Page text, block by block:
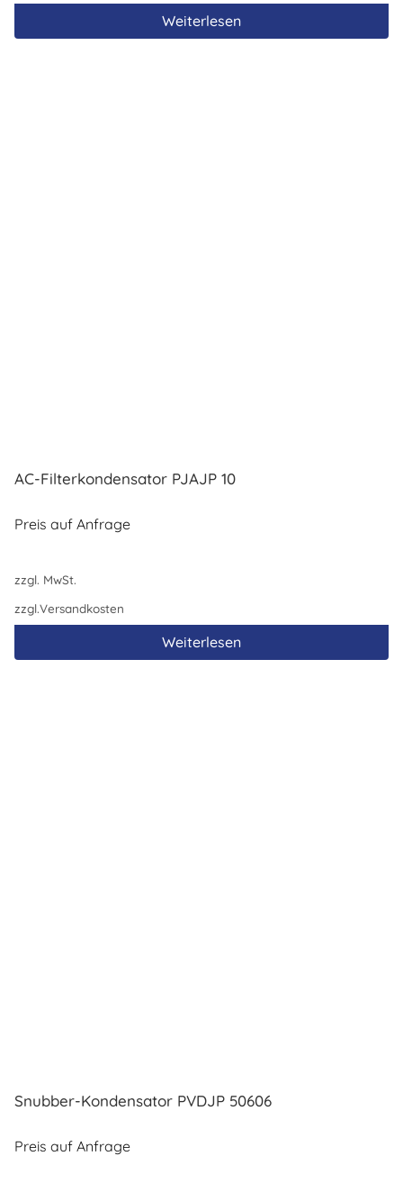
Weiterlesen
AC-Filterkondensator PJAJP 10
Preis auf Anfrage
zzgl. MwSt.
zzgl.Versandkosten
Weiterlesen
Snubber-Kondensator PVDJP 50606
Preis auf Anfrage